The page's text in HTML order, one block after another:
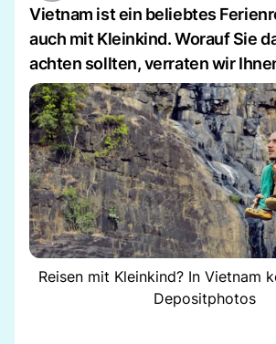
Vietnam ist ein beliebtes
auch mit Kleinkind. Worauf Sie
achten sollten, verraten wir
Reisen mit Kleinkind? In Vietnam
Depositphotos